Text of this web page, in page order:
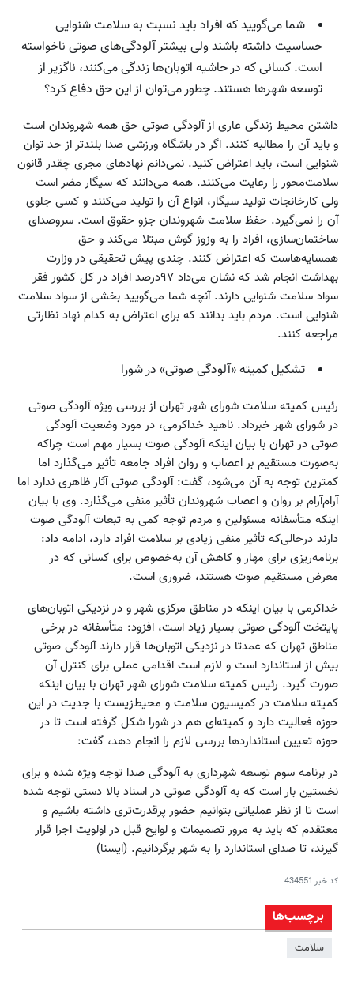
شما می‌گویید که افراد باید نسبت به سلامت شنوایی
حساسیت داشته باشند ولی بیشتر آلودگی‌های صوتی ناخواسته
است. کسانی که در حاشیه اتوبان‌ها زندگی می‌کنند، ناگزیر از
توسعه شهرها هستند. چطور می‌توان از این حق دفاع کرد؟
داشتن محیط زندگی عاری از آلودگی صوتی حق همه شهروندان است
و باید آن را مطالبه کنند. اگر در باشگاه ورزشی صدا بلندتر از حد توان
شنوایی است، باید اعتراض کنید. نمی‌دانم نهادهای مجری چقدر قانون
سلامت‌محور را رعایت می‌کنند. همه می‌دانند که سیگار مضر است
ولی کارخانجات تولید سیگار، انواع آن را تولید می‌کنند و کسی جلوی
آن را نمی‌گیرد. حفظ سلامت شهروندان جزو حقوق است. سروصدای
ساختمان‌سازی، افراد را به وزوز گوش مبتلا می‌کند و حق
همسایه‌هاست که اعتراض کنند. چندی پیش تحقیقی در وزارت
بهداشت انجام شد که نشان می‌داد ۹۷درصد افراد در کل کشور فقر
سواد سلامت شنوایی دارند. آنچه شما می‌گویید بخشی از سواد سلامت
شنوایی است. مردم باید بدانند که برای اعتراض به کدام نهاد نظارتی
مراجعه کنند.
تشکیل کمیته «آلودگی صوتی» در شورا
رئیس کمیته سلامت شورای شهر تهران از بررسی ویژه آلودگی صوتی
در شورای شهر خبرداد. ناهید خداکرمی، در مورد وضعیت آلودگی
صوتی در تهران با بیان اینکه آلودگی صوت بسیار مهم است چراکه
به‌صورت مستقیم بر اعصاب و روان افراد جامعه تأثیر می‌گذارد اما
کمترین توجه به آن می‌شود، گفت: آلودگی صوتی آثار ظاهری ندارد اما
آرام‌آرام بر روان و اعصاب شهروندان تأثیر منفی می‌گذارد. وی با بیان
اینکه متأسفانه مسئولین و مردم توجه کمی به تبعات آلودگی صوت
دارند درحالی‌که تأثیر منفی زیادی بر سلامت افراد دارد، ادامه داد:
برنامه‌ریزی برای مهار و کاهش آن به‌خصوص برای کسانی که در
معرض مستقیم صوت هستند، ضروری است.
خداکرمی با بیان اینکه در مناطق مرکزی شهر و در نزدیکی اتوبان‌های
پایتخت آلودگی صوتی بسیار زیاد است، افزود: متأسفانه در برخی
مناطق تهران که عمدتا در نزدیکی اتوبان‌ها قرار دارند آلودگی صوتی
بیش از استاندارد است و لازم است اقدامی عملی برای کنترل آن
صورت گیرد. رئیس کمیته سلامت شورای شهر تهران با بیان اینکه
کمیته‌ سلامت در کمیسیون سلامت و محیط‌زیست با جدیت در این
حوزه فعالیت دارد و کمیته‌ای هم در شورا شکل گرفته است تا در
حوزه تعیین استانداردها بررسی لازم را انجام دهد، گفت:
در برنامه سوم توسعه شهرداری به آلودگی صدا توجه ویژه شده و برای
نخستین بار است که به آلودگی صوتی در اسناد بالا دستی توجه شده
است تا از نظر عملیاتی بتوانیم حضور پرقدرت‌تری داشته باشیم و
معتقدم که ‌باید به مرور تصمیمات و لوایح قبل در اولویت اجرا قرار
گیرند، تا صدای استاندارد را به شهر برگردانیم. (ایسنا)
کد خبر 434551
برچسب‌ها
سلامت